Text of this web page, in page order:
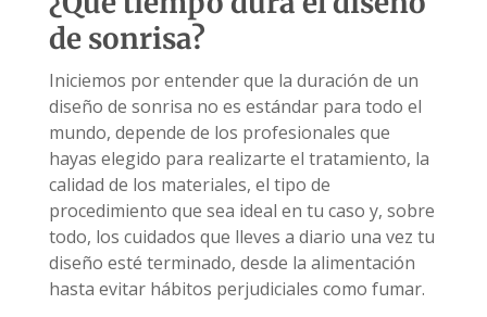
de sonrisa?
Iniciemos por entender que la duración de un
diseño de sonrisa no es estándar para todo el
mundo, depende de los profesionales que
hayas elegido para realizarte el tratamiento, la
calidad de los materiales, el tipo de
procedimiento que sea ideal en tu caso y, sobre
todo, los cuidados que lleves a diario una vez tu
diseño esté terminado, desde la alimentación
hasta evitar hábitos perjudiciales como fumar.